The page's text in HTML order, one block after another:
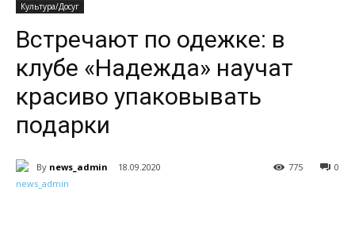
Культура/Досуг
Встречают по одежке: в
клубе «Надежда» научат
красиво упаковывать
подарки
By news_admin 18.09.2020 0
775